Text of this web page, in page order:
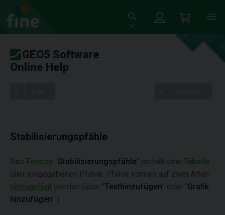
GEO5 Software
Online Help
Stabilisierungspfähle
Das Fenster "Stabilisierungspfähle" enthält eine Tabelle
aller eingegebenen Pfähle. Pfähle können auf zwei Arten
hinzugefügt werden (über "Texthinzufügen" oder "Grafik
hinzufügen" ).